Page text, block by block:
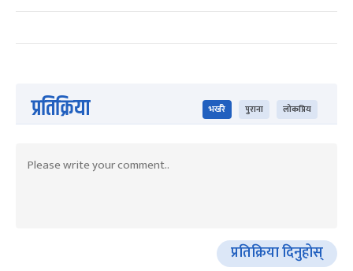
प्रतिक्रिया भर्खरै पुराना लोकप्रिय
प्रतिक्रिया दिनुहोस्